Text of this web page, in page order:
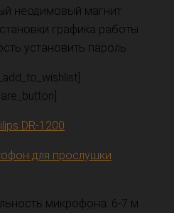
неодимовый магнит
графика работы
установить пароль
для прослушки
микрофона: 6-7 м